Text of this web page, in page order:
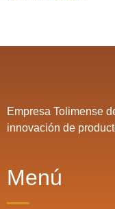
Empresa Tolimense
innovación de
Menú